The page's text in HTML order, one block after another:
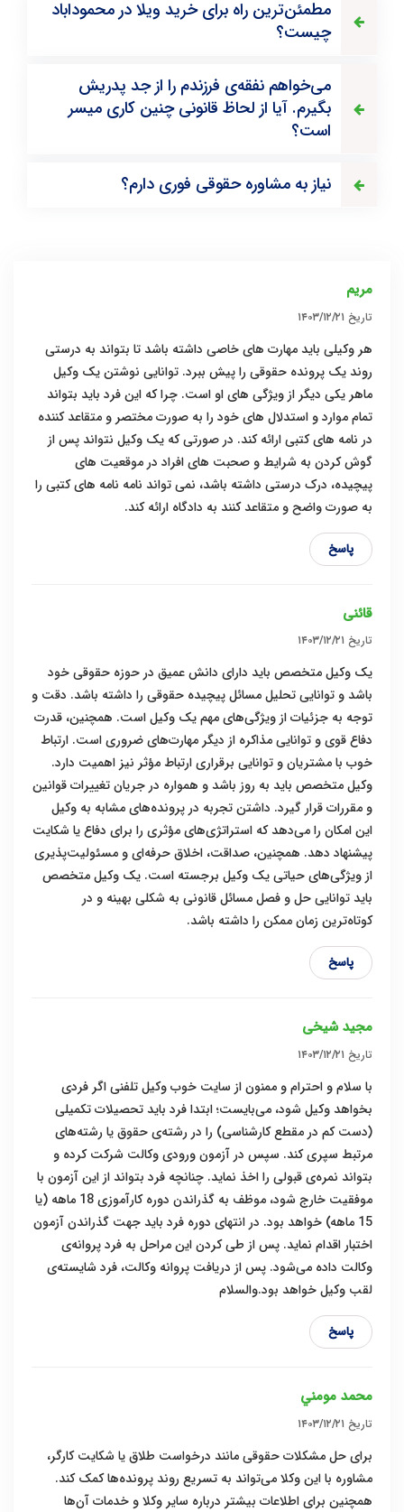
مطمئن‌ترین راه برای خرید ویلا در محموداباد
چیست؟
می‌خواهم نفقه‌ی فرزندم را از جد پدریش
بگیرم. آیا از لحاظ قانونی چنین کاری میسر
است؟
نیاز به مشاوره حقوقی فوری دارم؟
مريم
تاریخ ۱۴۰۳/۱۲/۲۱
هر وکیلی باید مهارت ‌های خاصی داشته باشد تا بتواند به درستی
روند یک پرونده حقوقی را پیش ببرد. توانایی نوشتن یک وکیل
ماهر یکی دیگر از ویژگی ‌های او است. چرا که این فرد باید بتواند
تمام موارد و استدلال های خود را به صورت مختصر و متقاعد کننده
در نامه های کتبی ارائه کند. در صورتی که یک وکیل نتواند پس از
گوش کردن به شرایط و صحبت های افراد در موقعیت های
پیچیده، درک درستی داشته باشد، نمی تواند نامه نامه های کتبی را
به صورت واضح و متقاعد کنند به دادگاه ارائه کند.
پاسخ
قائنی
تاریخ ۱۴۰۳/۱۲/۲۱
یک وکیل متخصص باید دارای دانش عمیق در حوزه حقوقی خود
باشد و توانایی تحلیل مسائل پیچیده حقوقی را داشته باشد. دقت و
توجه به جزئیات از ویژگی‌های مهم یک وکیل است. همچنین، قدرت
دفاع قوی و توانایی مذاکره از دیگر مهارت‌های ضروری است. ارتباط
خوب با مشتریان و توانایی برقراری ارتباط مؤثر نیز اهمیت دارد.
وکیل متخصص باید به روز باشد و همواره در جریان تغییرات قوانین
و مقررات قرار گیرد. داشتن تجربه در پرونده‌های مشابه به وکیل
این امکان را می‌دهد که استراتژی‌های مؤثری را برای دفاع یا شکایت
پیشنهاد دهد. همچنین، صداقت، اخلاق حرفه‌ای و مسئولیت‌پذیری
از ویژگی‌های حیاتی یک وکیل برجسته است. یک وکیل متخصص
باید توانایی حل و فصل مسائل قانونی به شکلی بهینه و در
کوتاه‌ترین زمان ممکن را داشته باشد.
پاسخ
مجید شیخی
تاریخ ۱۴۰۳/۱۲/۲۱
با سلام و احترام و ممنون از سایت خوب وکیل تلفنی اگر فردی
بخواهد وکیل شود، می‌بایست؛ ابتدا فرد باید تحصیلات تکمیلی
(دست کم در مقطع کارشناسی) را در رشته‌ی حقوق یا رشته‌های
مرتبط سپری کند. سپس در آزمون ورودی وکالت شرکت کرده و
بتواند نمره‌ی قبولی را اخذ نماید. چنانچه فرد بتواند از این آزمون با
موفقیت خارج شود، موظف به گذراندن دوره کارآموزی 18 ماهه (یا
15 ماهه) خواهد بود. در انتهای دوره فرد باید جهت گذراندن آزمون
اختبار اقدام نماید. پس از طی کردن این مراحل به فرد پروانه‌ی
وکالت داده می‌شود. پس از دریافت پروانه وکالت، فرد شایسته‌ی
لقب وکیل خواهد بود.والسلام
پاسخ
محمد مومني
تاریخ ۱۴۰۳/۱۲/۲۱
برای حل مشکلات حقوقی مانند درخواست طلاق یا شکایت کارگر،
مشاوره با این وکلا می‌تواند به تسریع روند پرونده‌ها کمک کند.
همچنین برای اطلاعات بیشتر درباره سایر وکلا و خدمات آن‌ها